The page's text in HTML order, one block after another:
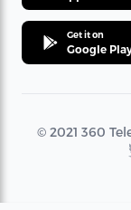
Get it on
Google
© 2021 360